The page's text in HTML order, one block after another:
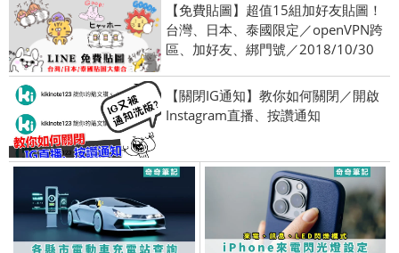
【免費貼圖】超值15組加好友貼圖！
台灣、日本、泰國限定／openVPN跨
區、加好友、綁門號／2018/10/30
【關閉IG通知】教你如何關閉／開啟
Instagram直播、按讚通知